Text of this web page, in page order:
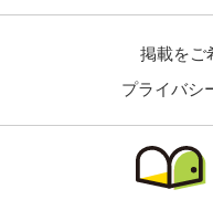
掲載をご
プライバシ